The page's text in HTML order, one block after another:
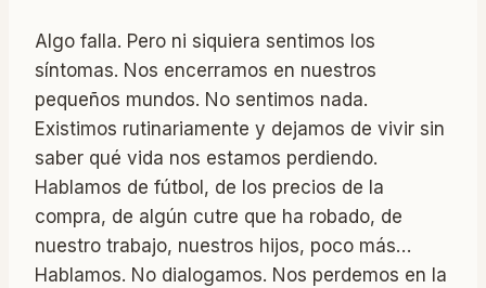
Algo falla. Pero ni siquiera sentimos los
síntomas. Nos encerramos en nuestros
pequeños mundos. No sentimos nada.
Existimos rutinariamente y dejamos de vivir sin
saber qué vida nos estamos perdiendo.
Hablamos de fútbol, de los precios de la
compra, de algún cutre que ha robado, de
nuestro trabajo, nuestros hijos, poco más…
Hablamos. No dialogamos. Nos perdemos en la